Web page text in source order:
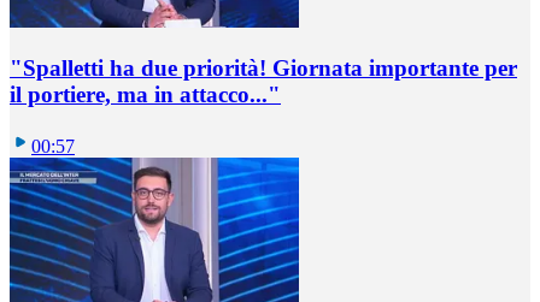
"Spalletti ha due priorità! Giornata importante per
il portiere, ma in attacco..."
00:57